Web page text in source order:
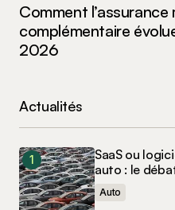
Comment l’assurance
complémentaire
2026
Actualités
SaaS ou
auto : le
Auto